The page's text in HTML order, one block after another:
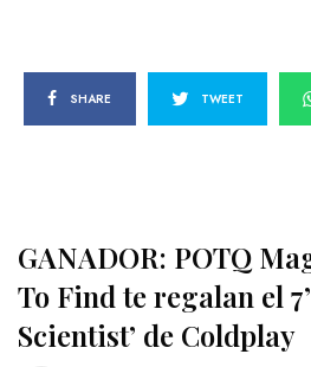
SHARE TWEET
GANADOR: POTQ
To Find te regalan el
Scientist’ de Coldplay